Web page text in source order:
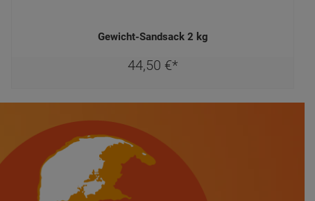
Gewicht-Sandsack 2 kg
44,50 €*